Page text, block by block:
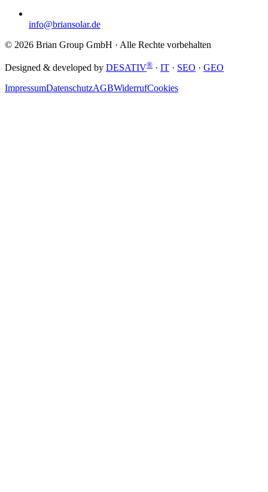
info@briansolar.de
© 2026 Brian Group GmbH · Alle Rechte vorbehalten
Designed & developed by DESATIV® · IT · SEO · GEO
ImpressumDatenschutzAGBWiderrufCookies